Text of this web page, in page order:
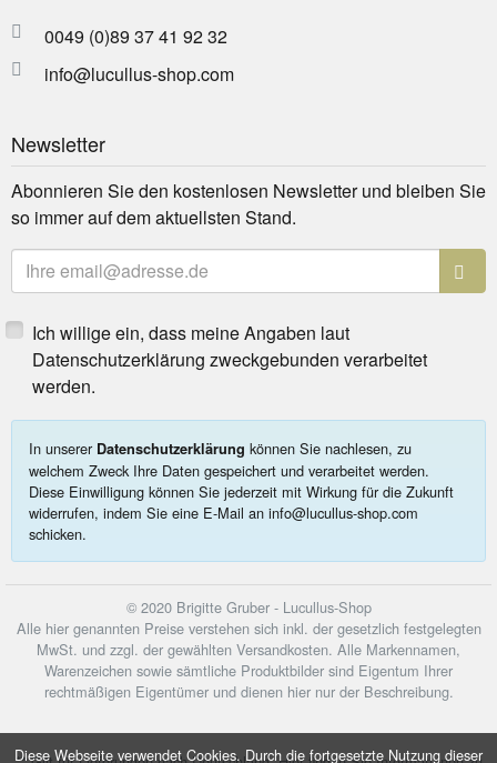
Diese Webseite verwendet Cookies. Durch die fortgesetzte Nutzung dieser
0049 (0)89 37 41 92 32
info@lucullus-shop.com
Newsletter
Abonnieren Sie den kostenlosen Newsletter und bleiben Sie
so immer auf dem aktuellsten Stand.
E-Mailadresse
Ich willige ein, dass meine Angaben laut
Datenschutzerklärung zweckgebunden verarbeitet
werden.
In unserer Datenschutzerklärung können Sie nachlesen, zu
welchem Zweck Ihre Daten gespeichert und verarbeitet werden.
Diese Einwilligung können Sie jederzeit mit Wirkung für die Zukunft
widerrufen, indem Sie eine E-Mail an info@lucullus-shop.com
schicken.
© 2020 Brigitte Gruber - Lucullus-Shop
Alle hier genannten Preise verstehen sich inkl. der gesetzlich festgelegten
MwSt. und zzgl. der gewählten Versandkosten. Alle Markennamen,
Warenzeichen sowie sämtliche Produktbilder sind Eigentum Ihrer
rechtmäßigen Eigentümer und dienen hier nur der Beschreibung.